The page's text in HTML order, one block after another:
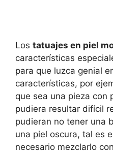
Los tatuajes en piel
características
para que luzca genial
características, por
que sea una pieza con
pudiera resultar difícil
pudieran no tener una
una piel oscura, tal es
necesario mezclarlo